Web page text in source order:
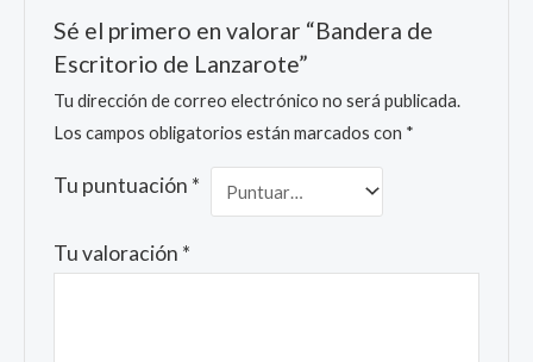
Sé el primero en valorar “Bandera de
Escritorio de Lanzarote”
Tu dirección de correo electrónico no será publicada.
Los campos obligatorios están marcados con *
Tu puntuación *
Tu valoración *